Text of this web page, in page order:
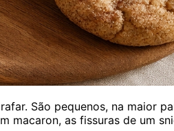
São pequenos, na maior
macaron, as fissuras de um